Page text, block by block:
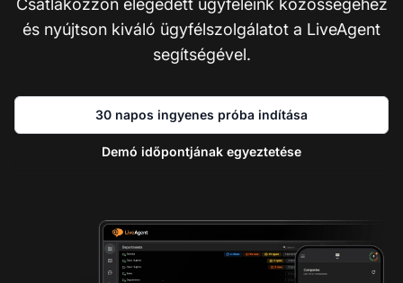
Csatlakozzon elégedett ügyfeleink közösségéhez
és nyújtson kiváló ügyfélszolgálatot a LiveAgent
segítségével.
30 napos ingyenes próba indítása
Demó időpontjának egyeztetése